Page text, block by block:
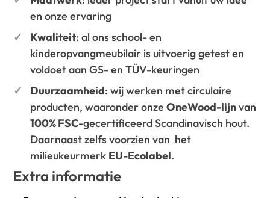
en onze ervaring
Kwaliteit: al ons school- en
kinderopvangmeubilair is uitvoerig getest en
voldoet aan GS- en TÜV-keuringen
Duurzaamheid: wij werken met circulaire
producten, waaronder onzeOneWood-lijnvan
100% FSC-gecertificeerd Scandinavisch hout.
Daarnaast zelfs voorzien van het
milieukeurmerk EU-Ecolabel.
Extra informatie